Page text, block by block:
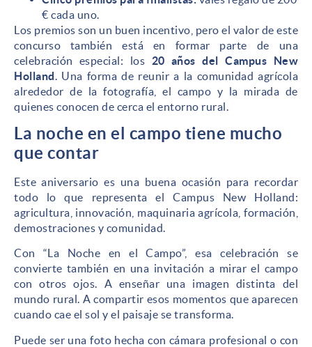
€ cada uno.
Los premios son un buen incentivo, pero el valor de este
concurso también está en formar parte de una
celebración especial: los 20 años del Campus New
Holland . Una forma de reunir a la comunidad agrícola
alrededor de la fotografía, el campo y la mirada de
quienes conocen de cerca el entorno rural.
La noche en el campo tiene mucho
que contar
Este aniversario es una buena ocasión para recordar
todo lo que representa el Campus New Holland:
agricultura, innovación, maquinaria agrícola, formación,
demostraciones y comunidad.
Con “La Noche en el Campo”, esa celebración se
convierte también en una invitación a mirar el campo
con otros ojos. A enseñar una imagen distinta del
mundo rural. A compartir esos momentos que aparecen
cuando cae el sol y el paisaje se transforma.
Puede ser una foto hecha con cámara profesional o con